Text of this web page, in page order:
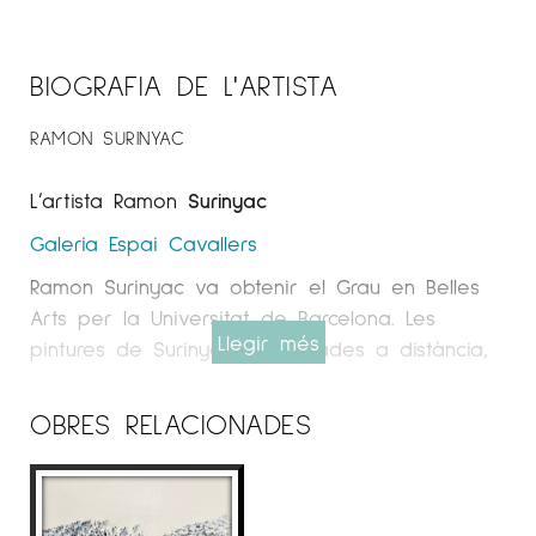
BIOGRAFIA DE L'ARTISTA
RAMON SURINYAC
L’artista Ramon Surinyac
Galeria Espai Cavallers
Ramon Surinyac va obtenir el Grau en Belles
Arts per la Universitat de Barcelona. Les
pintures de Surinyac, observades a distància,
fotogràfica. Tanmateix, quan ens hi acostem,
l’obra s’obre i es converteix en una abstracció
gairebé lírica.
Surinyac ha participat en diverses exposicions
Llegir més
OBRES RELACIONADES